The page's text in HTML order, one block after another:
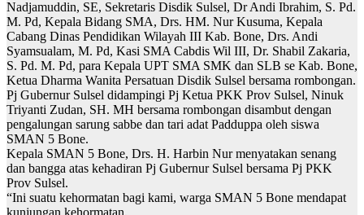
Nadjamuddin, SE, Sekretaris Disdik Sulsel, Dr Andi Ibrahim, S. Pd.
M. Pd, Kepala Bidang SMA, Drs. HM. Nur Kusuma, Kepala
Cabang Dinas Pendidikan Wilayah III Kab. Bone, Drs. Andi
Syamsualam, M. Pd, Kasi SMA Cabdis Wil III, Dr. Shabil Zakaria,
S. Pd. M. Pd, para Kepala UPT SMA SMK dan SLB se Kab. Bone,
Ketua Dharma Wanita Persatuan Disdik Sulsel bersama rombongan.
Pj Gubernur Sulsel didampingi Pj Ketua PKK Prov Sulsel, Ninuk
Triyanti Zudan, SH. MH bersama rombongan disambut dengan
pengalungan sarung sabbe dan tari adat Padduppa oleh siswa
SMAN 5 Bone.
Kepala SMAN 5 Bone, Drs. H. Harbin Nur menyatakan senang
dan bangga atas kehadiran Pj Gubernur Sulsel bersama Pj PKK
Prov Sulsel.
“Ini suatu kehormatan bagi kami, warga SMAN 5 Bone mendapat